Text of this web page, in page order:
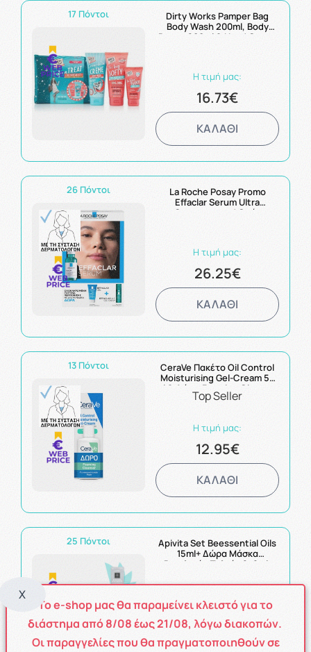
17 Πόντοι
Dirty Works Pamper Bag
Body Wash 200ml, Body
Butter 200ml & Hand Cream
Η τιμή μας:
16.73€
ΚΑΛΑΘΙ
26 Πόντοι
La Roche Posay Promo
Effaclar Serum Ultra
Concentrated Ορός
Η τιμή μας:
26.25€
ΚΑΛΑΘΙ
13 Πόντοι
CeraVe Πακέτο Oil Control
Moisturising Gel-Cream 52
ml & Δώρο Foaming Cleanser
20ml
Top Seller
Η τιμή μας:
12.95€
ΚΑΛΑΘΙ
25 Πόντοι
Apivita Set Beessential Oils
15ml+ Δώρα Μάσκα
Βασιλικός Πολτός 2x8ml,
Ματιών Σταφύλι 2x8ml
Η τιμή μας:
25.40€
X
Το e-shop μας θα παραμείνει κλειστό για το
διάστημα από8/08έως21/08, λόγω διακοπών.
Οι παραγγελίες που θα πραγματοποιηθούν σε